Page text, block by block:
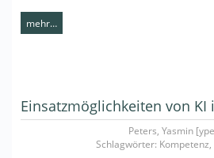
mehr…
Einsatzmöglichkeiten von KI
Peters, Yasmin
Schlagwörter: